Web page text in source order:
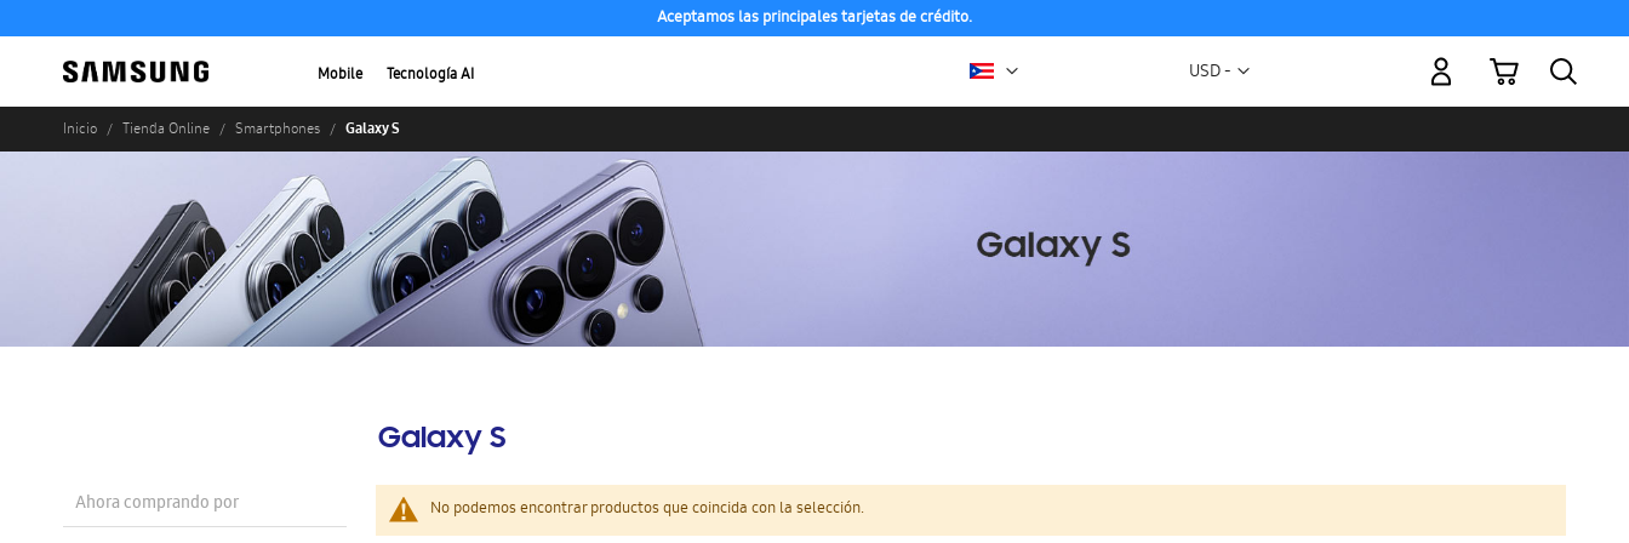
Aceptamos las principales tarjetas de crédito.
Mobile Tecnología AI Moneda
USD -
Mi carrito
Inicio Tienda Online Smartphones Galaxy S
Galaxy S
No podemos encontrar productos que coincida con la selección.
Ahora comprando por